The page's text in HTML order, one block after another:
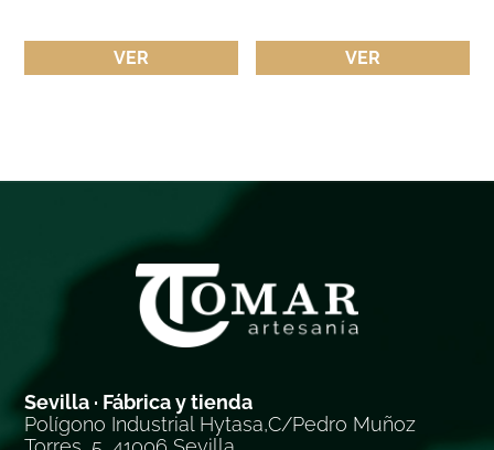
VER VER
Sevilla · Fábrica y tienda
Polígono Industrial Hytasa,C/Pedro Muñoz